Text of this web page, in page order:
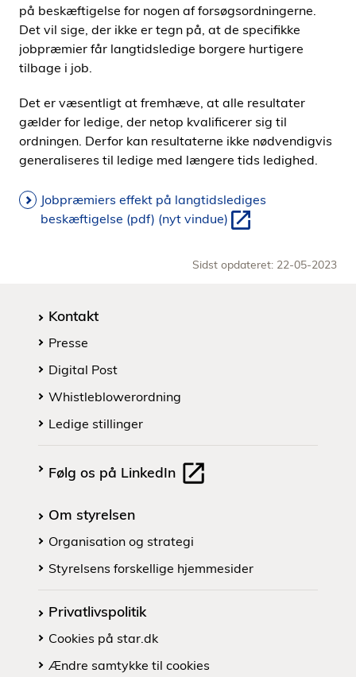
på beskæftigelse for nogen af forsøgsordningerne.
Det vil sige, der ikke er tegn på, at de specifikke
jobpræmier får langtidsledige borgere hurtigere
tilbage i job.
Det er væsentligt at fremhæve, at alle resultater
gælder for ledige, der netop kvalificerer sig til
ordningen. Derfor kan resultaterne ikke nødvendigvis
generaliseres til ledige med længere tids ledighed.
Jobpræmiers effekt på langtidslediges
beskæftigelse (pdf) (nyt vindue)
Sidst opdateret: 22-05-2023
Kontakt
Presse
Digital Post
Whistleblowerordning
Ledige stillinger
Følg os på LinkedIn
Om styrelsen
Organisation og strategi
Styrelsens forskellige hjemmesider
Privatlivspolitik
Cookies på star.dk
Ændre samtykke til cookies